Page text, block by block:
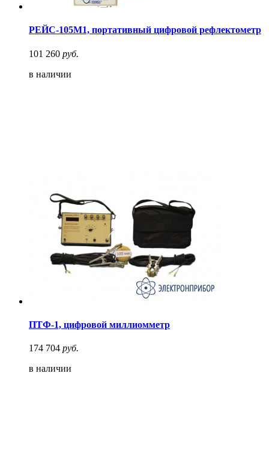
РЕЙС-105М1, портативный цифровой рефлектометр
101 260 руб.
в наличии
ПТФ-1, цифровой миллиомметр
174 704 руб.
в наличии